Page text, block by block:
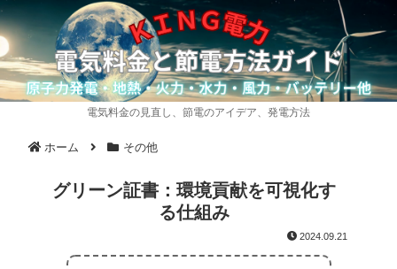
電気料金の見直し、節電のアイデア、発電方法
ホーム その他
グリーン証書：環境貢献を可視化す
る仕組み
2024.09.21